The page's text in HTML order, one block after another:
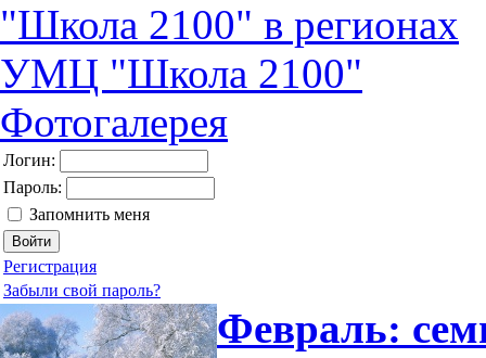
"Школа 2100" в регионах
УМЦ "Школа 2100"
Фотогалерея
Логин:
Пароль:
Запомнить меня
Регистрация
Забыли свой пароль?
Февраль: